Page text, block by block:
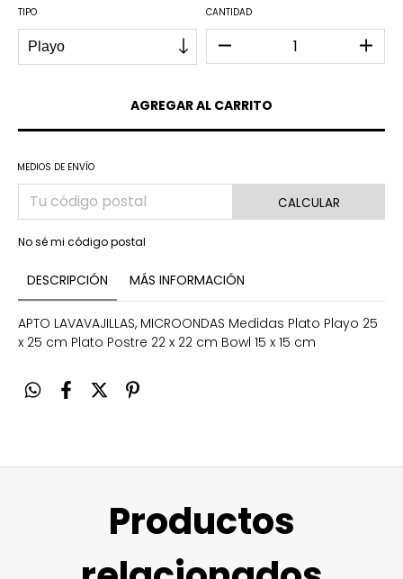
TIPO CANTIDAD
MEDIOS DE ENVÍO
CALCULAR
No sé mi código postal
DESCRIPCIÓN MÁS INFORMACIÓN
APTO LAVAVAJILLAS, MICROONDAS Medidas Plato Playo 25
x 25 cm Plato Postre 22 x 22 cm Bowl 15 x 15 cm
Productos